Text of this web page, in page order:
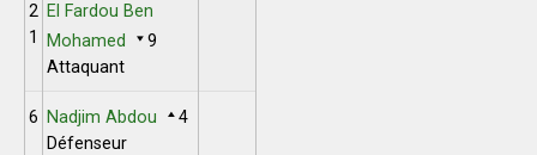
2
1
El Fardou Ben
Mohamed
9
Attaquant
6 Nadjim Abdou
4
Défenseur